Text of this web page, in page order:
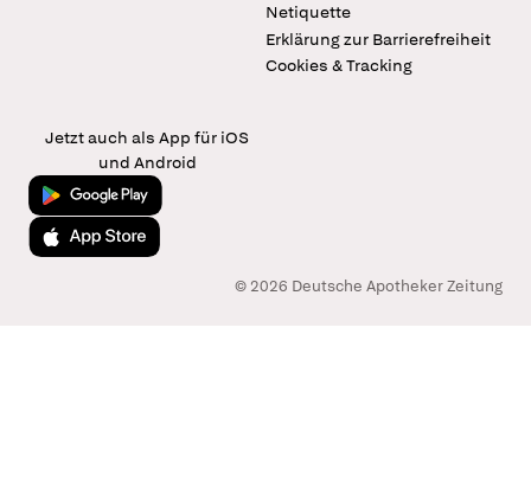
Netiquette
Erklärung zur Barrierefreiheit
Cookies & Tracking
Jetzt auch als App für iOS
und Android
Jetzt bei Google Play
Laden im App Store
© 2026 Deutsche Apotheker Zeitung